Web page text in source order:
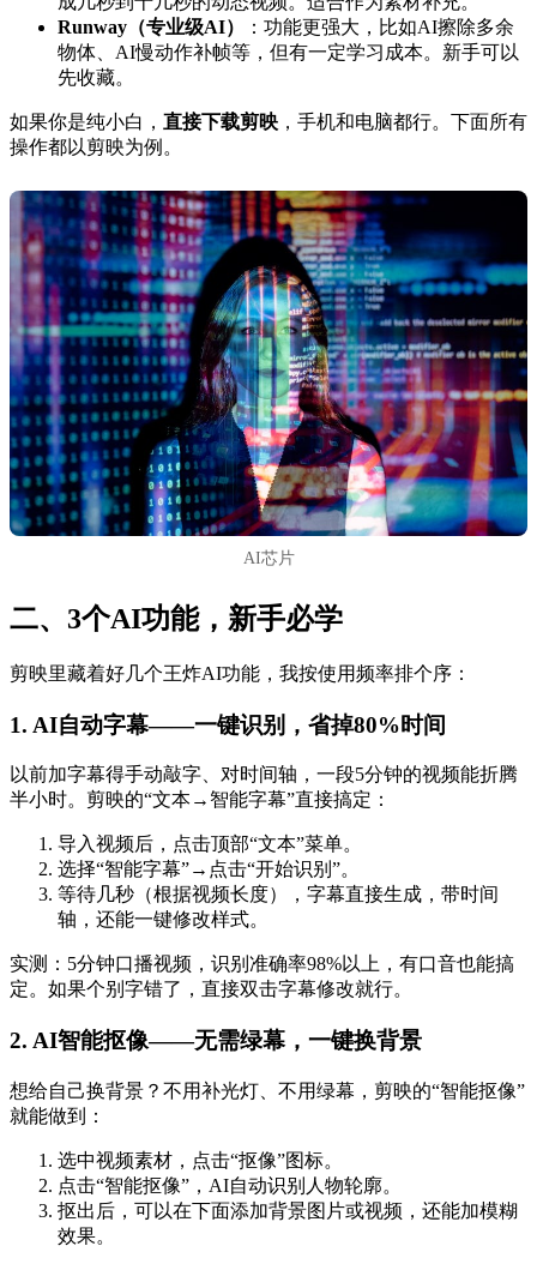
Runway（专业级AI）
：功能更强大，比如AI擦除多余
物体、AI慢动作补帧等，但有一定学习成本。新手可以
先收藏。
如果你是纯小白， 直接下载剪映 ，手机和电脑都行。下面所有
操作都以剪映为例。
AI芯片
二、3个AI功能，新手必学
剪映里藏着好几个王炸AI功能，我按使用频率排个序：
1. AI自动字幕——一键识别，省掉80%时间
以前加字幕得手动敲字、对时间轴，一段5分钟的视频能折腾
半小时。剪映的“文本→智能字幕”直接搞定：
导入视频后，点击顶部“文本”菜单。
选择“智能字幕”→点击“开始识别”。
等待几秒（根据视频长度），字幕直接生成，带时间
轴，还能一键修改样式。
实测：5分钟口播视频，识别准确率98%以上，有口音也能搞
定。如果个别字错了，直接双击字幕修改就行。
2. AI智能抠像——无需绿幕，一键换背景
想给自己换背景？不用补光灯、不用绿幕，剪映的“智能抠像”
就能做到：
选中视频素材，点击“抠像”图标。
点击“智能抠像”，AI自动识别人物轮廓。
抠出后，可以在下面添加背景图片或视频，还能加模糊
效果。